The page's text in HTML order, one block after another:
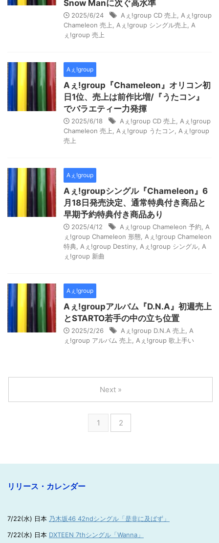
Snow Manに次ぐ高水準
2025/6/24 Aぇ!group CD 売上
Aぇ!group
Chameleon 売上
Aぇ!group シングル売上
A
ぇ!group 売上
Aぇ!group
Aぇ!group『Chameleon』オリコン初
日1位、売上は前作比増/『うたコン』
でバラエティー力発揮
2025/6/18 Aぇ!group CD 売上
Aぇ!group
Chameleon 売上
Aぇ!group うたコン
Aぇ!group
売上
Aぇ!group
Aぇ!groupシングル『Chameleon』6
月18日発売決定、通常特典付き商品と
早期予約特典付き商品あり
2025/4/12 Aぇ!group Chameleon 予約
A
ぇ!group Chameleon 形態 Aぇ!group Chameleon
特典 Aぇ!group Destiny Aぇ!group シングル A
ぇ!group 新曲
Aぇ!group
Aぇ!groupアルバム『D.N.A』初週売上
とSTARTO若手の中の立ち位置
2025/2/26 Aぇ!group D.N.A 売上
A
ぇ!group アルバム 売上
Aぇ!group 歌上手い
1 2
Next »
リリース・カレンダー
7/22(水) 日本 乃木坂46 42ndシングル「是非に及ばず」
7/22(水) 日本 DXTEEN 7thシングル「Wanna」